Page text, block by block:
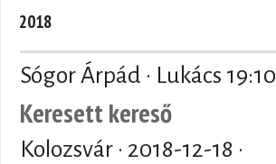
2018
Sógor Árpád · Lukács 19:10
Keresett kereső
Kolozsvár · 2018-12-18 ·